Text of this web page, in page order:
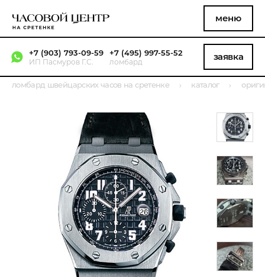
меню
+7 (903) 793-09-59
ИП Пасмуров Г.С.
+7 (495) 997-55-52
ломбард заявка
ломбард швейцарских часов на сретенке каталог